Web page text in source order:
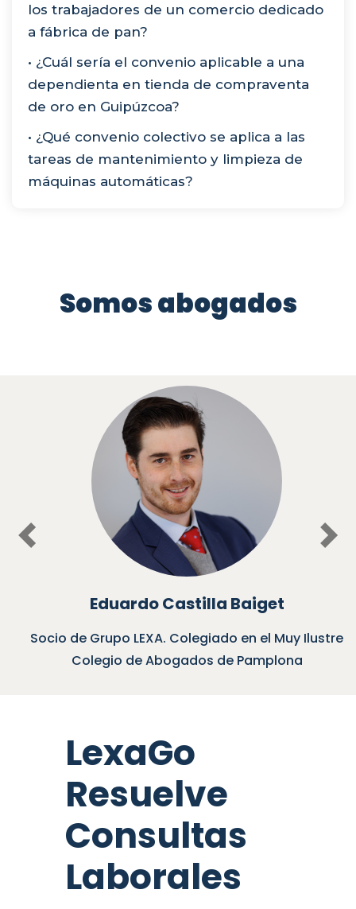
los trabajadores de un comercio dedicado
a fábrica de pan?
• ¿Cuál sería el convenio aplicable a una
dependienta en tienda de compraventa
de oro en Guipúzcoa?
• ¿Qué convenio colectivo se aplica a las
tareas de mantenimiento y limpieza de
máquinas automáticas?
Somos abogados
Eduardo Castilla Baiget
Socio de Grupo LEXA. Colegiado en el Muy Ilustre
Colegio de Abogados de Pamplona
Previous
LexaGo
Resuelve
Consultas
Laborales